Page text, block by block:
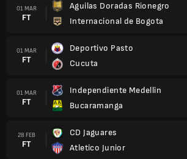
01 MAR
FT
Aguilas Doradas Rionegro
Internacional de Bogota
01 MAR
FT
Deportivo Pasto
Cucuta
01 MAR
FT
Independiente Medellin
Bucaramanga
28 FEB
FT
CD Jaguares
Atletico Junior